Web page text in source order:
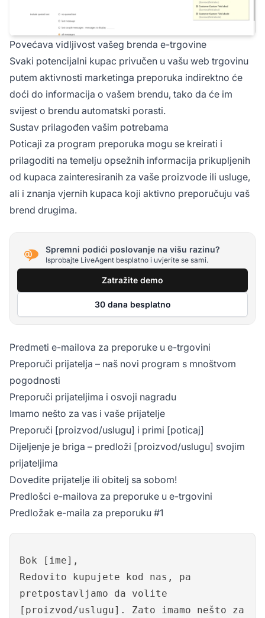
Povećava vidljivost vašeg brenda e-trgovine
Svaki potencijalni kupac privučen u vašu web trgovinu
putem aktivnosti marketinga preporuka indirektno će
doći do informacija o vašem brendu, tako da će im
svijest o brendu automatski porasti.
Sustav prilagođen vašim potrebama
Poticaji za program preporuka mogu se kreirati i
prilagoditi na temelju opsežnih informacija prikupljenih
od kupaca zainteresiranih za vaše proizvode ili usluge,
ali i znanja vjernih kupaca koji aktivno preporučuju vaš
brend drugima.
Spremni podići poslovanje na višu razinu?
Isprobajte LiveAgent besplatno i uvjerite se sami.
Zatražite demo
30 dana besplatno
Predmeti e-mailova za preporuke u e-trgovini
Preporuči prijatelja – naš novi program s mnoštvom
pogodnosti
Preporuči prijateljima i osvoji nagradu
Imamo nešto za vas i vaše prijatelje
Preporuči [proizvod/uslugu] i primi [poticaj]
Dijeljenje je briga – predloži [proizvod/uslugu] svojim
prijateljima
Dovedite prijatelje ili obitelj sa sobom!
Predlošci e-mailova za preporuke u e-trgovini
Predložak e-maila za preporuku #1
Bok [ime],
Redovito kupujete kod nas, pa
pretpostavljamo da volite
[proizvod/uslugu]. Zato imamo nešto za